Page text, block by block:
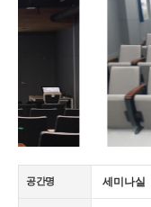
공간명 세미나실